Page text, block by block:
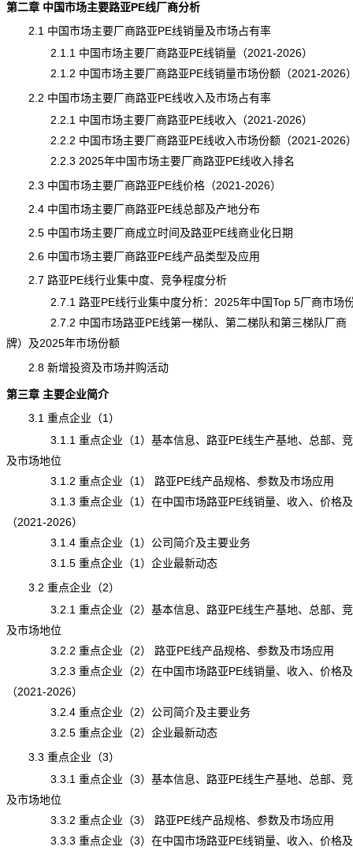
第二章 中国市场主要路亚PE线厂商分析
2.1 中国市场主要厂商路亚PE线销量及市场占有率
2.1.1 中国市场主要厂商路亚PE线销量（2021-2026）
2.1.2 中国市场主要厂商路亚PE线销量市场份额（2021-2026
2.2 中国市场主要厂商路亚PE线收入及市场占有率
2.2.1 中国市场主要厂商路亚PE线收入（2021-2026）
2.2.2 中国市场主要厂商路亚PE线收入市场份额（2021-2026
2.2.3 2025年中国市场主要厂商路亚PE线收入排名
2.3 中国市场主要厂商路亚PE线价格（2021-2026）
2.4 中国市场主要厂商路亚PE线总部及产地分布
2.5 中国市场主要厂商成立时间及路亚PE线商业化日期
2.6 中国市场主要厂商路亚PE线产品类型及应用
2.7 路亚PE线行业集中度、竞争程度分析
2.7.1 路亚PE线行业集中度分析：2025年中国Top 5厂商市场
2.7.2 中国市场路亚PE线第一梯队、第二梯队和第三梯队厂商
牌）及2025年市场份额
2.8 新增投资及市场并购活动
第三章 主要企业简介
3.1 重点企业（1）
3.1.1 重点企业（1）基本信息、路亚PE线生产基地、总部、竞
及市场地位
3.1.2 重点企业（1） 路亚PE线产品规格、参数及市场应用
3.1.3 重点企业（1）在中国市场路亚PE线销量、收入、价格
（2021-2026）
3.1.4 重点企业（1）公司简介及主要业务
3.1.5 重点企业（1）企业最新动态
3.2 重点企业（2）
3.2.1 重点企业（2）基本信息、路亚PE线生产基地、总部、竞
及市场地位
3.2.2 重点企业（2） 路亚PE线产品规格、参数及市场应用
3.2.3 重点企业（2）在中国市场路亚PE线销量、收入、价格及
（2021-2026）
3.2.4 重点企业（2）公司简介及主要业务
3.2.5 重点企业（2）企业最新动态
3.3 重点企业（3）
3.3.1 重点企业（3）基本信息、路亚PE线生产基地、总部、竞
及市场地位
3.3.2 重点企业（3） 路亚PE线产品规格、参数及市场应用
3.3.3 重点企业（3）在中国市场路亚PE线销量、收入、价格及